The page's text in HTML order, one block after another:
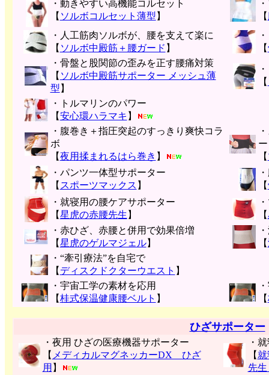
・動きやすい高機能コルセット
【 ソルボコルセット薄型 】
【
・人工筋肉ソルボが、腰を支えて楽に
【 ソルボ中殿筋＋腰ガード 】
【
・骨盤と股関節の歪みを正す腰痛対策
【 ソルボ中殿筋サポーター メッシュ薄
型 】
【
・トルマリンのパワー
【安心環ハラマキ 】
・腹巻き＋指圧突起のすっきり爽快コラ
ボ
【夜用揉まれるはら巻き 】
ー
【
・パンツ一体型サポーター
【 スポーツマックス 】
【
・就寝用の腰ケアサポーター
【星虎の赤腰先生 】
【
・赤ひざ、赤腰と併用で効果倍増
【星虎のゲルマジェル】
【
・“牽引療法”を自宅で
【 ディスクドクターウエスト 】
・宇宙工学の素材を応用
【桂式保温健康腰ベルト 】
【
ひざサポーター
・夜用 ひざの医療機器サポーター
【 メディカルマグネッカーDX ひざ
用 】
・
【
先生